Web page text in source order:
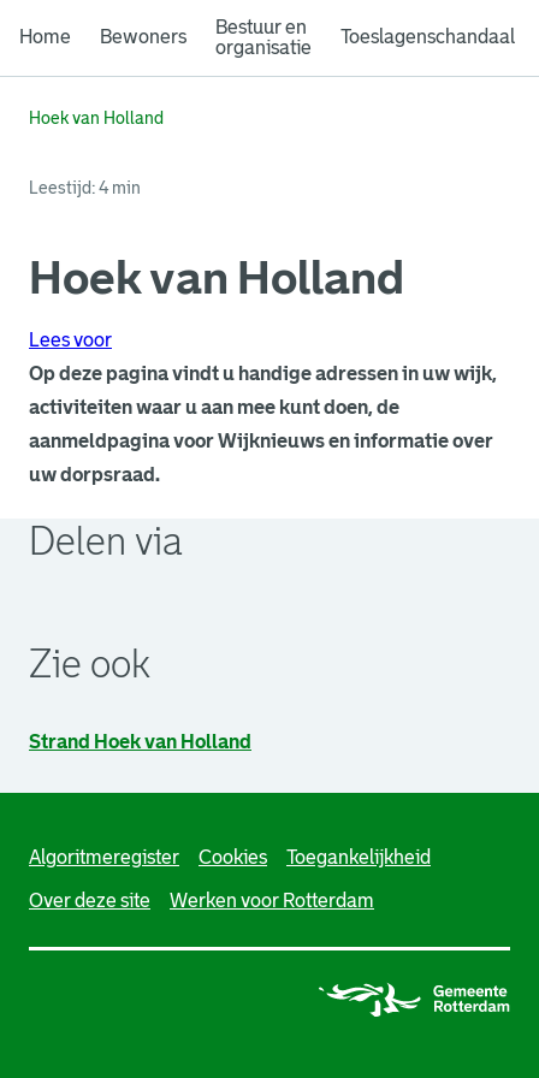
Home Bewoners
Bestuur en
organisatie
Toeslagenschandaal
Hoek van Holland
Leestijd: 4 min
Hoek van Holland
Lees voor
Op deze pagina vindt u handige adressen in uw wijk,
activiteiten waar u aan mee kunt doen, de
aanmeldpagina voor Wijknieuws en informatie over
uw dorpsraad.
Delen via
Zie ook
Strand Hoek van Holland
Algoritmeregister Cookies Toegankelijkheid
Over deze site Werken voor Rotterdam